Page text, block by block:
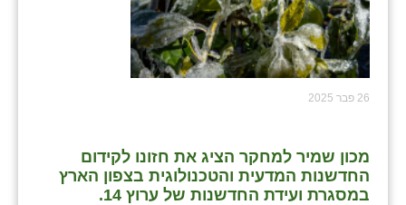
26 פבר 2025
מכון שמיר למחקר הציג את חזונו לקידום
החדשנות המדעית והטכנולוגית בצפון הארץ
במסגרת ועידת החדשנות של ערוץ 14.